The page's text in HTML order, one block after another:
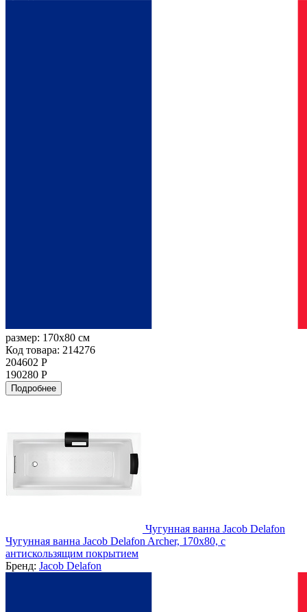
размер: 170x80 см
Код товара: 214276
204602 Р
190280 Р
Подробнее
Чугунная ванна Jacob Delafon
Чугунная ванна Jacob Delafon Archer, 170x80, с
антискользящим покрытием
Бренд: Jacob Delafon